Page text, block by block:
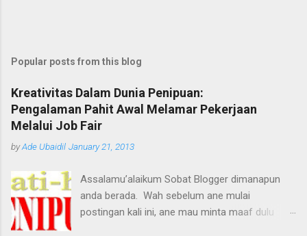
Popular posts from this blog
Kreativitas Dalam Dunia Penipuan:
Pengalaman Pahit Awal Melamar Pekerjaan
Melalui Job Fair
byAde Ubaidil January 21, 2013
Assalamu’alaikum Sobat Blogger dimanapun
anda berada. Wah sebelum ane mulai
postingan kali ini, ane mau minta maaf dulu